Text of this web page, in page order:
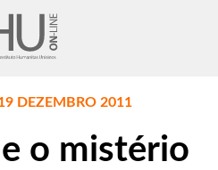
DEZEMBRO 2011
o mistério